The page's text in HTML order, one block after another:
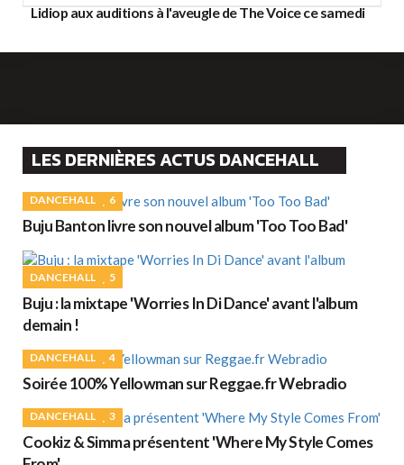
Lidiop aux auditions à l'aveugle de The Voice ce samedi
LES DERNIÈRES ACTUS DANCEHALL
DANCEHALL 6
Buju Banton livre son nouvel album 'Too Too Bad'
DANCEHALL 5
Buju : la mixtape 'Worries In Di Dance' avant l'album
demain !
DANCEHALL 4
Soirée 100% Yellowman sur Reggae.fr Webradio
DANCEHALL 3
Cookiz & Simma présentent 'Where My Style Comes